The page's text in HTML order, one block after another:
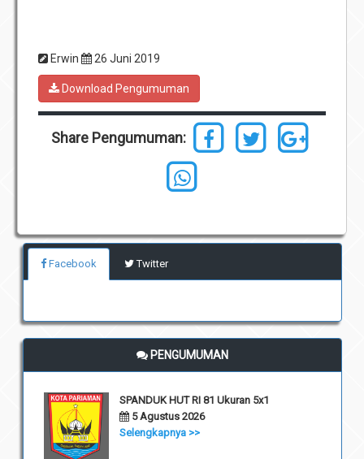
Erwin 26 Juni 2019
Download Pengumuman
Share Pengumuman:
Facebook Twitter
PENGUMUMAN
SPANDUK HUT RI 81 Ukuran 5x1
5 Agustus 2026
Selengkapnya >>